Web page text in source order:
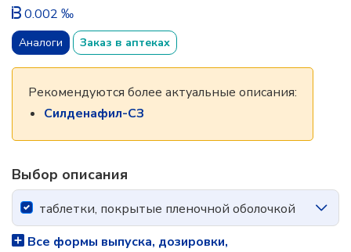
0.002 ‰
Аналоги Заказ в аптеках
Рекомендуются более актуальные описания:
Силденафил-СЗ
Выбор описания
таблетки, покрытые пленочной оболочкой
Все формы выпуска, дозировки,